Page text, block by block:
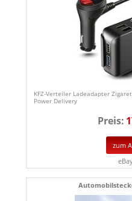
KFZ-Verteiler Ladeadapter
Power Delivery
Preis:
zum